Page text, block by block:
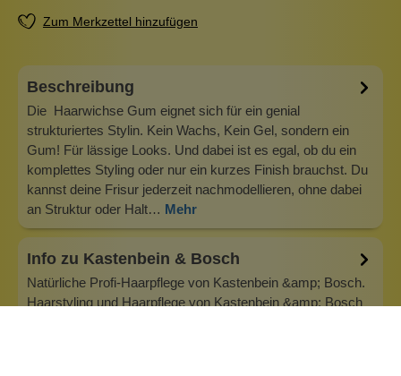
Zum Merkzettel hinzufügen
Beschreibung
Die Haarwichse Gum eignet sich für ein genial
strukturiertes Stylin. Kein Wachs, Kein Gel, sondern ein
Gum! Für lässige Looks. Und dabei ist es egal, ob du ein
komplettes Styling oder nur ein kurzes Finish brauchst. Du
kannst deine Frisur jederzeit nachmodellieren, ohne dabei
an Struktur oder Halt… Mehr
Info zu Kastenbein & Bosch
Natürliche Profi-Haarpflege von Kastenbein &amp; Bosch.
Haarstyling und Haarpflege von Kastenbein &amp; Bosch